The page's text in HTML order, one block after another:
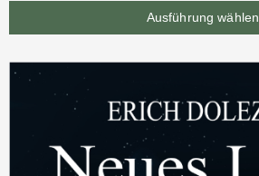
Ausführung wählen